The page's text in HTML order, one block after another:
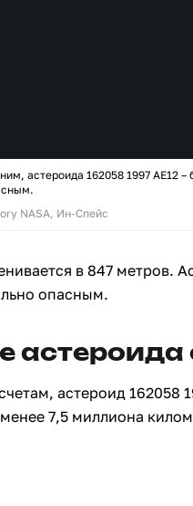
астероида 162058 1997 AE12
NASA, Ин-Спейс
в 847 метров.
опасным.
астероида
астероид 162058
7,5 миллиона